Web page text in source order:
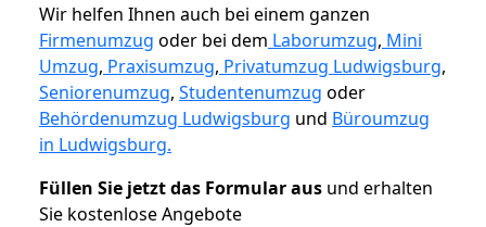
Wir helfen Ihnen auch bei einem ganzen
Firmenumzug oder bei dem Laborumzug, Mini
Umzug, Praxisumzug, Privatumzug Ludwigsburg,
Seniorenumzug, Studentenumzug oder
Behördenumzug Ludwigsburg und Büroumzug
in Ludwigsburg.
Füllen Sie jetzt das Formular aus und erhalten
Sie kostenlose Angebote